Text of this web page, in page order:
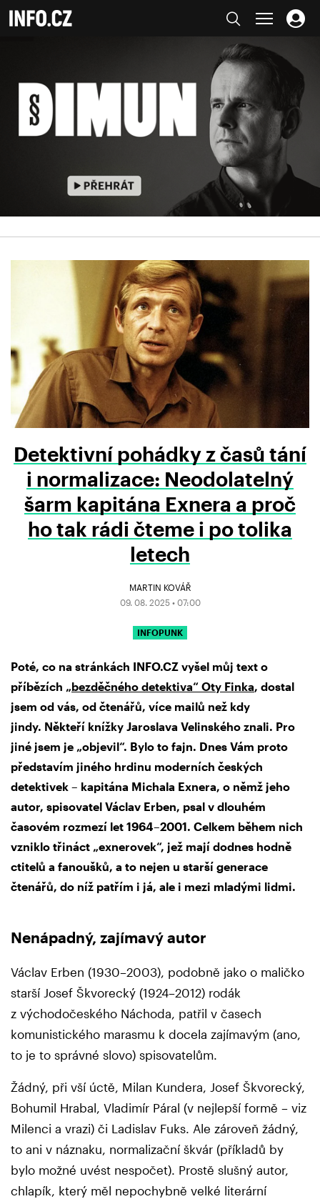
Detektivní pohádky z časů tání
i normalizace: Neodolatelný
šarm kapitána Exnera a proč
ho tak rádi čteme i po tolika
letech
MARTIN KOVÁŘ
09. 08. 2025 • 07:00
INFOPUNK
Poté, co na stránkách INFO.CZ vyšel můj text o
příbězích „bezděčného detektiva“ Oty Finka, dostal
jsem od vás, od čtenářů, více mailů než kdy
jindy. Někteří knížky Jaroslava Velinského znali. Pro
jiné jsem je „objevil“. Bylo to fajn. Dnes Vám proto
představím jiného hrdinu moderních českých
detektivek – kapitána Michala Exnera, o němž jeho
autor, spisovatel Václav Erben, psal v dlouhém
časovém rozmezí let 1964–2001. Celkem během nich
vzniklo třináct „exnerovek“, jež mají dodnes hodně
ctitelů a fanoušků, a to nejen u starší generace
čtenářů, do níž patřím i já, ale i mezi mladými lidmi.
Nenápadný, zajímavý autor
Václav Erben (1930–2003), podobně jako o maličko
starší Josef Škvorecký (1924–2012) rodák
z východočeského Náchoda, patřil v časech
komunistického marasmu k docela zajímavým (ano,
to je to správné slovo) spisovatelům.
Žádný, při vší úctě, Milan Kundera, Josef Škvorecký,
Bohumil Hrabal, Vladimír Páral (v nejlepší formě – viz
Milenci a vrazi) či Ladislav Fuks. Ale zároveň žádný,
to ani v náznaku, normalizační škvár (příkladů by
bylo možné uvést nespočet). Prostě slušný autor,
chlapík, který měl nepochybně velké literární